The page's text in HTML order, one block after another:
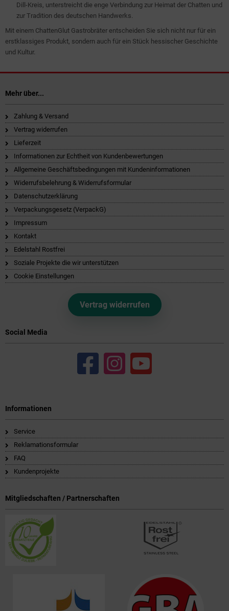
Dill-Kreis, unterstreicht die enge Verbindung zur Heimat der Chatten und
zur Tradition des deutschen Handwerks.
Mit einem ChattenGlut Gastrobräter entscheiden Sie sich nicht nur für ein
erstklassiges Produkt, sondern auch für ein Stück hessischer Geschichte
und Kultur.
Mehr über...
Zahlung & Versand
Vertrag widerrufen
Lieferzeit
Informationen zur Echtheit von Kundenbewertungen
Allgemeine Geschäftsbedingungen mit Kundeninformationen
Widerrufsbelehrung & Widerrufsformular
Datenschutzerklärung
Verpackungsgesetz (VerpackG)
Impressum
Kontakt
Edelstahl Rostfrei
Soziale Projekte die wir unterstützen
Cookie Einstellungen
Vertrag widerrufen
Social Media
Informationen
Service
Reklamationsformular
FAQ
Kundenprojekte
Mitgliedschaften / Partnerschaften